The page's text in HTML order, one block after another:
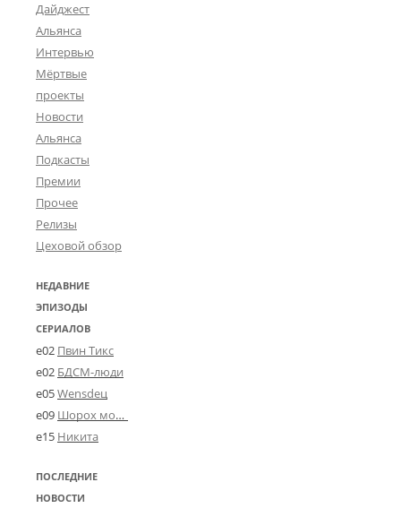
Дайджест
Альянса
Интервью
Мёртвые
проекты
Новости
Альянса
Подкасты
Премии
Прочее
Релизы
Цеховой обзор
НЕДАВНИЕ
ЭПИЗОДЫ
СЕРИАЛОВ
e02 Пвин Тикс
e02 БДСМ-люди
e05Wensdeц
e09 Шорох мозговины
e15 Никита
ПОСЛЕДНИЕ
НОВОСТИ